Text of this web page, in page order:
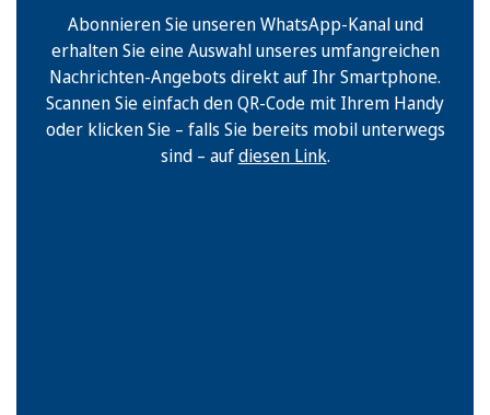
Abonnieren Sie unseren WhatsApp-Kanal und
erhalten Sie eine Auswahl unseres umfangreichen
Nachrichten-Angebots direkt auf Ihr Smartphone.
Scannen Sie einfach den QR-Code mit Ihrem Handy
oder klicken Sie – falls Sie bereits mobil unterwegs
sind – aufdiesen Link.